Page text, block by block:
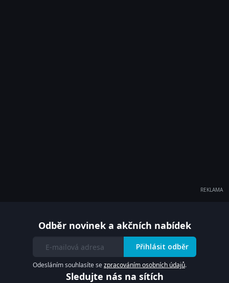
REKLAMA
Odběr novinek a akčních nabídek
Přihlásit odběr
Odesláním souhlasíte sezpracováním osobních údajů.
Sledujte nás na sítích